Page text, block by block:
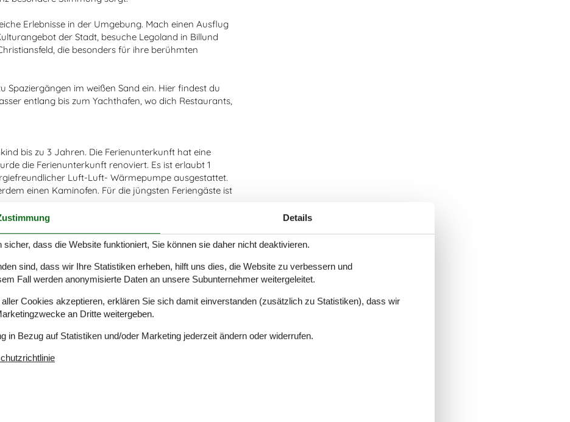
Erlebnisse in der Umgebung. Mach einen Ausflug
der Stadt, besuche Legoland in Billund
die besonders für ihre berühmten
im weißen Sand ein. Hier findest du
entlang bis zum Yachthafen, wo dich Restaurants,
bis zu 3 Jahren. Die Ferienunterkunft hat eine
die Ferienunterkunft renoviert. Es ist erlaubt 1
Luft-Luft- Wärmepumpe ausgestattet.
einen Kaminofen. Für die jüngsten Feriengäste ist
Die Entfernung zum Meer beträgt 350
liegt 3300 m entfernt. Es steht ein
überdachte Terrasse. Die Entfernung zu einem
zur Verfügung. Parkplatz auf dem Grundstück.
in Doppelbetten. 2 Schlafplätze in Einzelbetten.
es 4 Keramik-Kochfelder, Umluftofen, Mikrowelle.
Details
dass die Website funktioniert, Sie können sie daher nicht deaktivieren.
sind, dass wir Ihre Statistiken erheben, hilft uns dies, die Website zu verbessern und
Fall werden anonymisierte Daten an unsere Subunternehmer weitergeleitet.
Cookies akzeptieren, erklären Sie sich damit einverstanden (zusätzlich zu Statistiken), dass wir
an Dritte weitergeben.
in Bezug auf Statistiken und/oder Marketing jederzeit ändern oder widerrufen.